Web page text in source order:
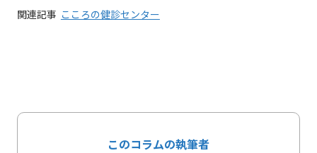
関連記事 こころの健診センター
このコラムの執筆者